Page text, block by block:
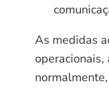
As medidas